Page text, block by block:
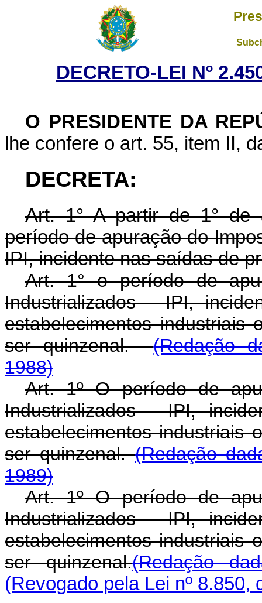
DECRETO-LEI Nº
O PRESIDENTE DA
lhe confere o art. 55, item II,
DECRETA:
Art. 1° A partir de 1° de
período de apuração do
IPI, incidente nas saídas de
Art. 1° o período de
Industrializados - IPI,
estabelecimentos industriais
ser quinzenal.
(Redação
1988)
Art. 1º O período de
Industrializados - IPI,
estabelecimentos industriais
ser quinzenal.(Redação
1989)
Art. 1º O período de
Industrializados - IPI,
estabelecimentos industriais
ser quinzenal.(Redação
(Revogado pela Lei nº 8.850,